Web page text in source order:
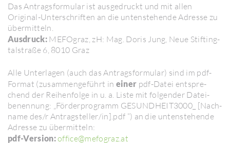
Das Antrags­for­mular ist ausge­druckt und mit allen
Original-Unter­schriften an die unten­ste­hende Adresse zu
über­mit­teln.
Ausdruck:MEFO­graz, zH: Mag. Doris Jung, Neue Stif­ting­
tal­straße 6, 8010 Graz
Alle Unter­lagen (auch das Antrags­for­mular) sind im pdf-
Format (zusam­men­ge­führt in einer pdf-Datei entspre­
chend der Reihen­folge in u. a. Liste mit folgender Datei­
benen­nung: „Förder­pro­gramm GESUND­HEIT3000_ [Nach­
name des/​r Antrag­steller/​in].pdf “) an die unten­ste­hende
Adresse zu über­mit­teln:
pdf-Version:office@mefo­graz.at